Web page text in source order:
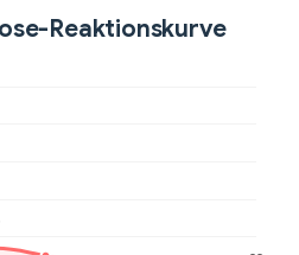
Reaktionskurve